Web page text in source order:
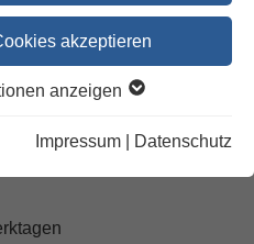
akzeptieren
anzeigen
Impressum Datenschutz
der toten